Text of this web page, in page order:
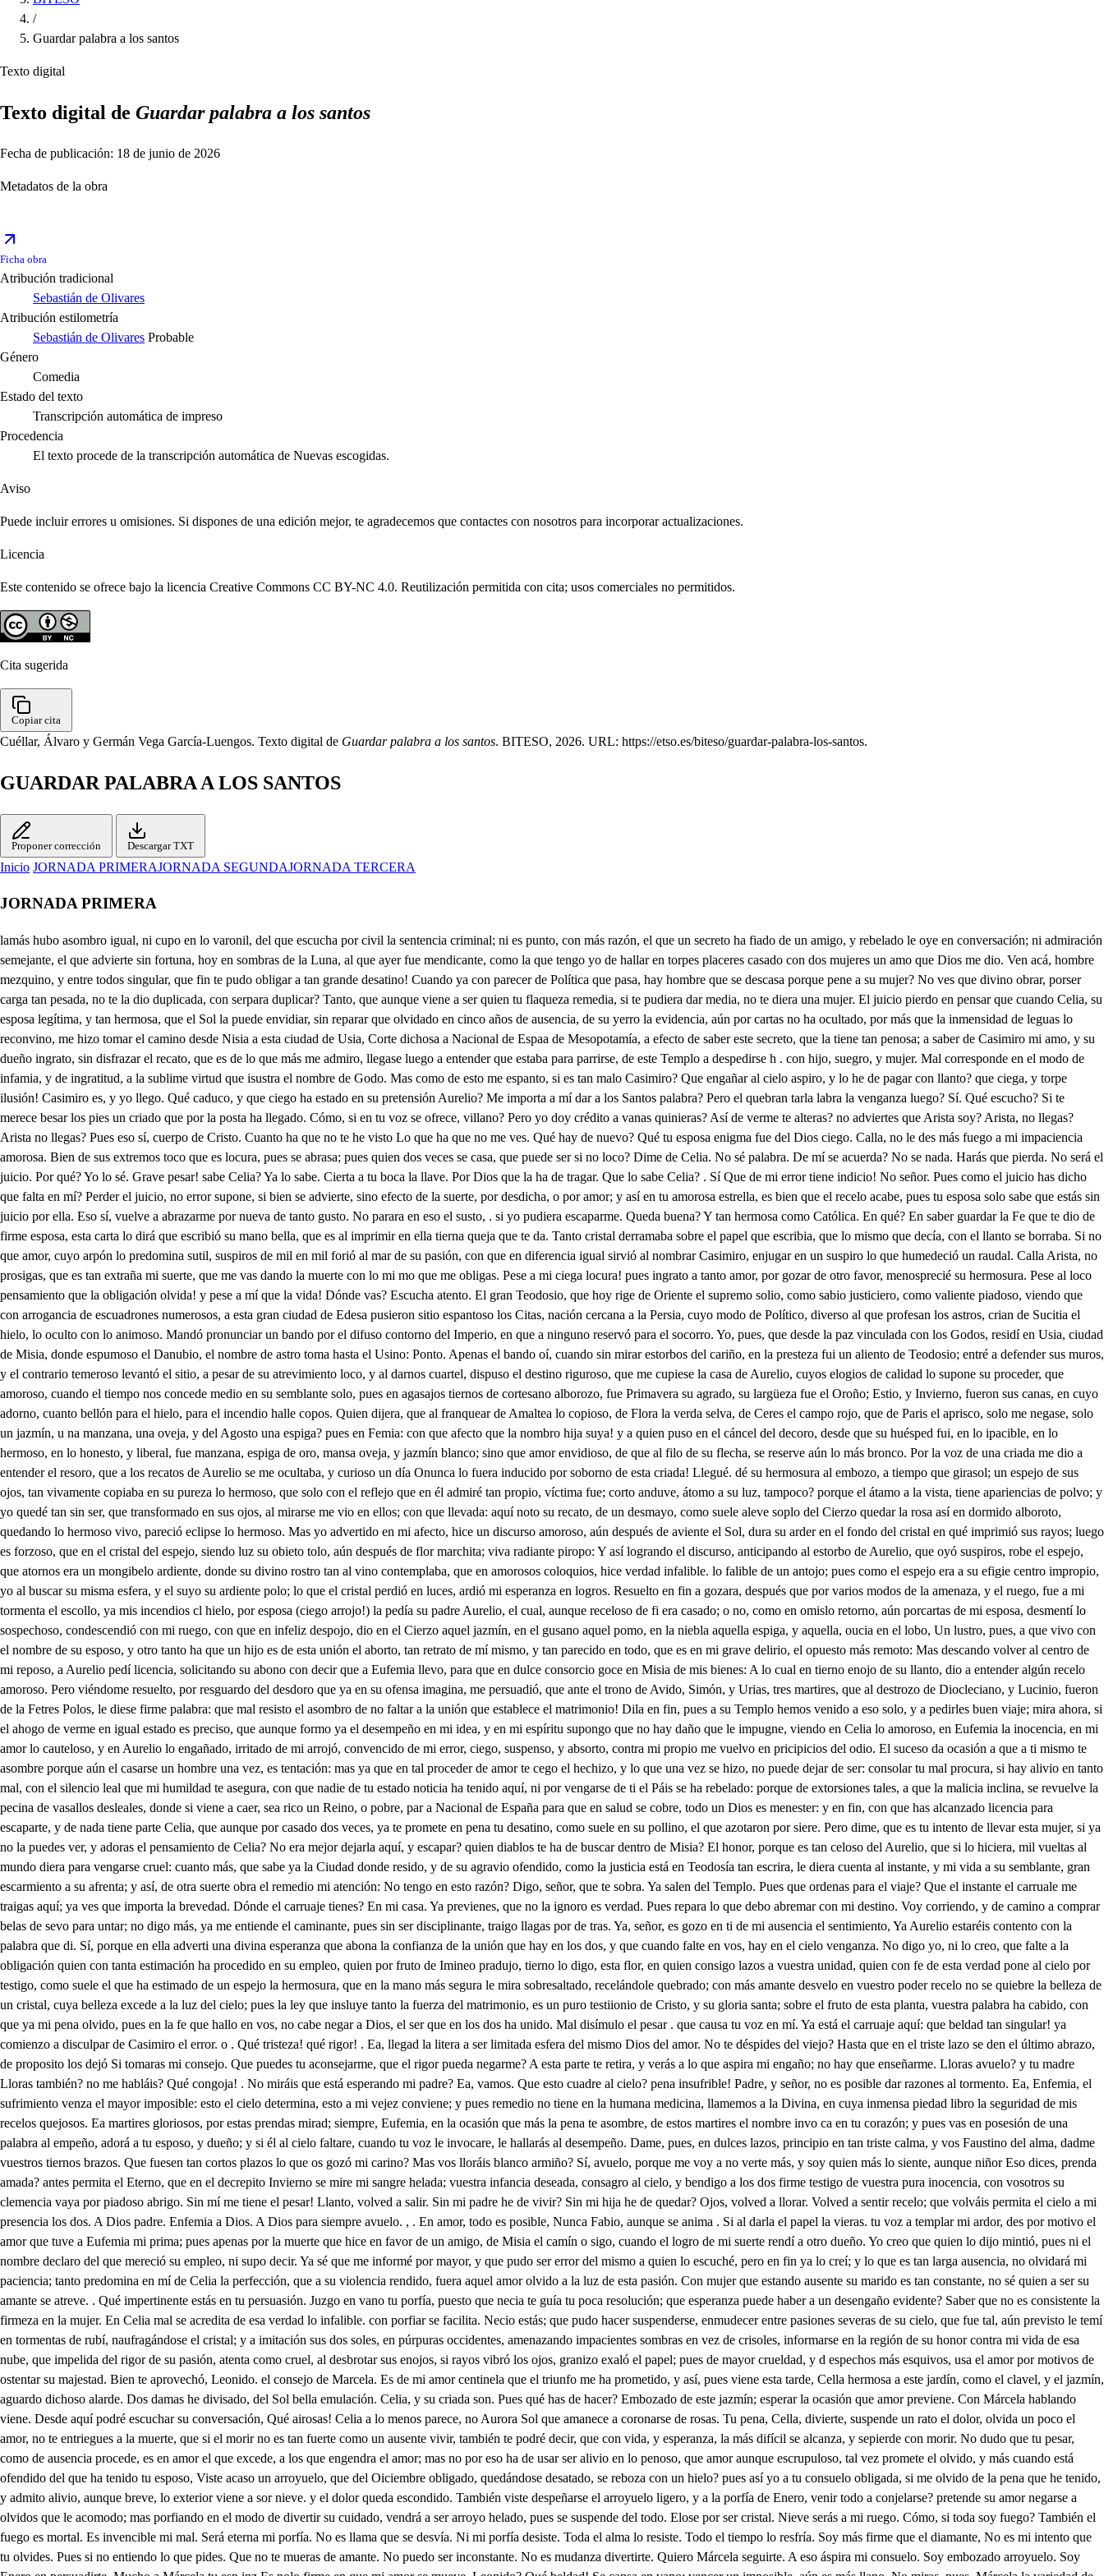
/
Guardar palabra a los santos
Texto digital
Texto digital de Guardar palabra a los santos
Fecha de publicación: 18 de junio de 2026
Metadatos de la obra
Ficha obra
Atribución tradicional
Sebastián de Olivares
Atribución estilometría
Sebastián de Olivares Probable
Género
Comedia
Estado del texto
Transcripción automática de impreso
Procedencia
El texto procede de la transcripción automática de Nuevas escogidas.
Aviso
Puede incluir errores u omisiones. Si dispones de una edición mejor, te agradecemos que contactes con nosotros para incorporar actualizaciones.
Licencia
Este contenido se ofrece bajo la licencia Creative Commons CC BY-NC 4.0. Reutilización permitida con cita; usos comerciales no permitidos.
Cita sugerida
Copiar cita
Cuéllar, Álvaro y Germán Vega García-Luengos. Texto digital de Guardar palabra a los santos. BITESO, 2026. URL: https://etso.es/biteso/guardar-palabra-los-santos.
GUARDAR PALABRA A LOS SANTOS
Proponer corrección Descargar TXT
Inicio JORNADA PRIMERAJORNADA SEGUNDAJORNADA TERCERA
JORNADA PRIMERA
lamás hubo asombro igual, ni cupo en lo varonil, del que escucha por civil la sentencia criminal; ni es punto, con más razón, el que un secreto ha fiado de un amigo, y rebelado le oye en conversación; ni admiración semejante, el que advierte sin fortuna, hoy en sombras de la Luna, al que ayer fue mendicante, como la que tengo yo de hallar en torpes placeres casado con dos mujeres un amo que Dios me dio. Ven acá, hombre mezquino, y entre todos singular, que fin te pudo obligar a tan grande desatino! Cuando ya con parecer de Política que pasa, hay hombre que se descasa porque pene a su mujer? No ves que divino obrar, porser carga tan pesada, no te la dio duplicada, con serpara duplicar? Tanto, que aunque viene a ser quien tu flaqueza remedia, si te pudiera dar media, no te diera una mujer. El juicio pierdo en pensar que cuando Celia, su esposa legítima, y tan hermosa, que el Sol la puede envidiar, sin reparar que olvidado en cinco años de ausencia, de su yerro la evidencia, aún por cartas no ha ocultado, por más que la inmensidad de leguas lo reconvino, me hizo tomar el camino desde Nisia a esta ciudad de Usia, Corte dichosa a Nacional de Espaa de Mesopotamía, a efecto de saber este secreto, que la tiene tan penosa; a saber de Casimiro mi amo, y su dueño ingrato, sin disfrazar el recato, que es de lo que más me admiro, llegase luego a entender que estaba para parrirse, de este Templo a despedirse h . con hijo, suegro, y mujer. Mal corresponde en el modo de infamia, y de ingratitud, a la sublime virtud que isustra el nombre de Godo. Mas como de esto me espanto, si es tan malo Casimiro? Que engañar al cielo aspiro, y lo he de pagar con llanto? que ciega, y torpe ilusión! Casimiro es, y yo llego. Qué caduco, y que ciego ha estado en su pretensión Aurelio? Me importa a mí dar a los Santos palabra? Pero el quebran tarla labra la venganza luego? Sí. Qué escucho? Si te merece besar los pies un criado que por la posta ha llegado. Cómo, si en tu voz se ofrece, villano? Pero yo doy crédito a vanas quinieras? Así de verme te alteras? no adviertes que Arista soy? Arista, no llegas? Arista no llegas? Pues eso sí, cuerpo de Cristo. Cuanto ha que no te he visto Lo que ha que no me ves. Qué hay de nuevo? Qué tu esposa enigma fue del Dios ciego. Calla, no le des más fuego a mi impaciencia amorosa. Bien de sus extremos toco que es locura, pues se abrasa; pues quien dos veces se casa, que puede ser si no loco? Dime de Celia. No sé palabra. De mí se acuerda? No se nada. Harás que pierda. No será el juicio. Por qué? Yo lo sé. Grave pesar! sabe Celia? Ya lo sabe. Cierta a tu boca la llave. Por Dios que la ha de tragar. Que lo sabe Celia? . Sí Que de mi error tiene indicio! No señor. Pues como el juicio has dicho que falta en mí? Perder el juicio, no error supone, si bien se advierte, sino efecto de la suerte, por desdicha, o por amor; y así en tu amorosa estrella, es bien que el recelo acabe, pues tu esposa solo sabe que estás sin juicio por ella. Eso sí, vuelve a abrazarme por nueva de tanto gusto. No parara en eso el susto, . si yo pudiera escaparme. Queda buena? Y tan hermosa como Católica. En qué? En saber guardar la Fe que te dio de firme esposa, esta carta lo dirá que escribió su mano bella, que es al imprimir en ella tierna queja que te da. Tanto cristal derramaba sobre el papel que escribia, que lo mismo que decía, con el llanto se borraba. Si no que amor, cuyo arpón lo predomina sutil, suspiros de mil en mil forió al mar de su pasión, con que en diferencia igual sirvió al nombrar Casimiro, enjugar en un suspiro lo que humedeció un raudal. Calla Arista, no prosigas, que es tan extraña mi suerte, que me vas dando la muerte con lo mi mo que me obligas. Pese a mi ciega locura! pues ingrato a tanto amor, por gozar de otro favor, menosprecié su hermosura. Pese al loco pensamiento que la obligación olvida! y pese a mí que la vida! Dónde vas? Escucha atento. El gran Teodosio, que hoy rige de Oriente el supremo solio, como sabio justiciero, como valiente piadoso, viendo que con arrogancia de escuadrones numerosos, a esta gran ciudad de Edesa pusieron sitio espantoso los Citas, nación cercana a la Persia, cuyo modo de Político, diverso al que profesan los astros, crian de Sucitia el hielo, lo oculto con lo animoso. Mandó pronunciar un bando por el difuso contorno del Imperio, en que a ninguno reservó para el socorro. Yo, pues, que desde la paz vinculada con los Godos, residí en Usia, ciudad de Misia, donde espumoso el Danubio, el nombre de astro toma hasta el Usino: Ponto. Apenas el bando oí, cuando sin mirar estorbos del cariño, en la presteza fui un aliento de Teodosio; entré a defender sus muros, y el contrario temeroso levantó el sitio, a pesar de su atrevimiento loco, y al darnos cuartel, dispuso el destino riguroso, que me cupiese la casa de Aurelio, cuyos elogios de calidad lo supone su proceder, que amoroso, cuando el tiempo nos concede medio en su semblante solo, pues en agasajos tiernos de cortesano alborozo, fue Primavera su agrado, su largüeza fue el Oroño; Estio, y Invierno, fueron sus canas, en cuyo adorno, cuanto bellón para el hielo, para el incendio halle copos. Quien dijera, que al franquear de Amaltea lo copioso, de Flora la verda selva, de Ceres el campo rojo, que de Paris el aprisco, solo me negase, solo un jazmín, u na manzana, una oveja, y del Agosto una espiga? pues en Femia: con que afecto que la nombro hija suya! y a quien puso en el cáncel del decoro, desde que su huésped fui, en lo ipacible, en lo hermoso, en lo honesto, y liberal, fue manzana, espiga de oro, mansa oveja, y jazmín blanco; sino que amor envidioso, de que al filo de su flecha, se reserve aún lo más bronco. Por la voz de una criada me dio a entender el resoro, que a los recatos de Aurelio se me ocultaba, y curioso un día Onunca lo fuera inducido por soborno de esta criada! Llegué. dé su hermosura al embozo, a tiempo que girasol; un espejo de sus ojos, tan vivamente copiaba en su pureza lo hermoso, que solo con el reflejo que en él admiré tan propio, víctima fue; corto anduve, átomo a su luz, tampoco? porque el átamo a la vista, tiene apariencias de polvo; y yo quedé tan sin ser, que transformado en sus ojos, al mirarse me vio en ellos; con que llevada: aquí noto su recato, de un desmayo, como suele aleve soplo del Cierzo quedar la rosa así en dormido alboroto, quedando lo hermoso vivo, pareció eclipse lo hermoso. Mas yo advertido en mi afecto, hice un discurso amoroso, aún después de aviente el Sol, dura su arder en el fondo del cristal en qué imprimió sus rayos; luego es forzoso, que en el cristal del espejo, siendo luz su obieto tolo, aún después de flor marchita; viva radiante piropo: Y así logrando el discurso, anticipando al estorbo de Aurelio, que oyó suspiros, robe el espejo, que atornos era un mongibelo ardiente, donde su divino rostro tan al vino contemplaba, que en amorosos coloquios, hice verdad infalible. lo falible de un antojo; pues como el espejo era a su efigie centro impropio, yo al buscar su misma esfera, y el suyo su ardiente polo; lo que el cristal perdió en luces, ardió mi esperanza en logros. Resuelto en fin a gozara, después que por varios modos de la amenaza, y el ruego, fue a mi tormenta el escollo, ya mis incendios cl hielo, por esposa (ciego arrojo!) la pedía su padre Aurelio, el cual, aunque receloso de fi era casado; o no, como en omislo retorno, aún porcartas de mi esposa, desmentí lo sospechoso, condescendió con mi ruego, con que en infeliz despojo, dio en el Cierzo aquel jazmín, en el gusano aquel pomo, en la niebla aquella espiga, y aquella, oucia en el lobo, Un lustro, pues, a que vivo con el nombre de su esposo, y otro tanto ha que un hijo es de esta unión el aborto, tan retrato de mí mismo, y tan parecido en todo, que es en mi grave delirio, el opuesto más remoto: Mas descando volver al centro de mi reposo, a Aurelio pedí licencia, solicitando su abono con decir que a Eufemia llevo, para que en dulce consorcio goce en Misia de mis bienes: A lo cual en tierno enojo de su llanto, dio a entender algún recelo amoroso. Pero viéndome resuelto, por resguardo del desdoro que ya en su ofensa imagina, me persuadió, que ante el trono de Avido, Simón, y Urias, tres martires, que al destrozo de Diocleciano, y Lucinio, fueron de la Fetres Polos, le diese firme palabra: que mal resisto el asombro de no faltar a la unión que establece el matrimonio! Dila en fin, pues a su Templo hemos venido a eso solo, y a pedirles buen viaje; mira ahora, si el ahogo de verme en igual estado es preciso, que aunque formo ya el desempeño en mi idea, y en mi espíritu supongo que no hay daño que le impugne, viendo en Celia lo amoroso, en Eufemia la inocencia, en mi amor lo cauteloso, y en Aurelio lo engañado, irritado de mi arrojó, convencido de mi error, ciego, suspenso, y absorto, contra mi propio me vuelvo en pricipicios del odio. El suceso da ocasión a que a ti mismo te asombre porque aún el casarse un hombre una vez, es tentación: mas ya que en tal proceder de amor te cego el hechizo, y lo que una vez se hizo, no puede dejar de ser: consolar tu mal procura, si hay alivio en tanto mal, con el silencio leal que mi humildad te asegura, con que nadie de tu estado noticia ha tenido aquí, ni por vengarse de ti el Páis se ha rebelado: porque de extorsiones tales, a que la malicia inclina, se revuelve la pecina de vasallos desleales, donde si viene a caer, sea rico un Reino, o pobre, par a Nacional de España para que en salud se cobre, todo un Dios es menester: y en fin, con que has alcanzado licencia para escaparte, y de nada tiene parte Celia, que aunque por casado dos veces, ya te promete en pena tu desatino, como suele en su pollino, el que azotaron por siere. Pero dime, que es tu intento de llevar esta mujer, si ya no la puedes ver, y adoras el pensamiento de Celia? No era mejor dejarla aquí, y escapar? quien diablos te ha de buscar dentro de Misia? El honor, porque es tan celoso del Aurelio, que si lo hiciera, mil vueltas al mundo di